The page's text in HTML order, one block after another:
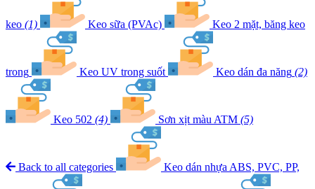
keo (1) Keo sữa (PVAc) Keo 2 mặt, băng keo
trong Keo UV trong suốt Keo dán đa năng (2)
Keo 502 (4) Sơn xịt màu ATM (5)
Back to all categories Keo dán nhựa ABS, PVC, PP,